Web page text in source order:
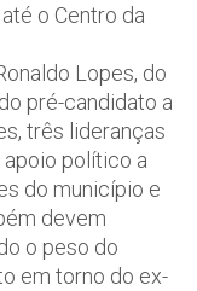
o Centro da
Lopes, do
pré-candidato a
três lideranças
político a
do município e
devem
o peso do
em torno do ex-